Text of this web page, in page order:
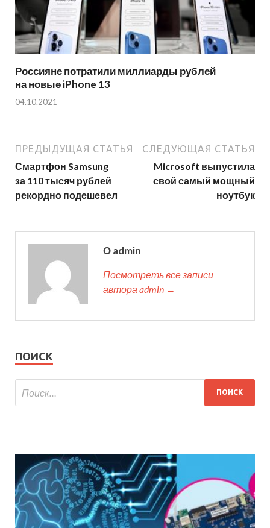
Россияне потратили миллиарды рублей
на новые iPhone 13
04.10.2021
ПРЕДЫДУЩАЯ СТАТЬЯ
Смартфон Samsung
за 110 тысяч рублей
рекордно подешевел
СЛЕДУЮЩАЯ СТАТЬЯ
Microsoft выпустила
свой самый мощный
ноутбук
О admin
Посмотреть все записи
автора admin →
ПОИСК